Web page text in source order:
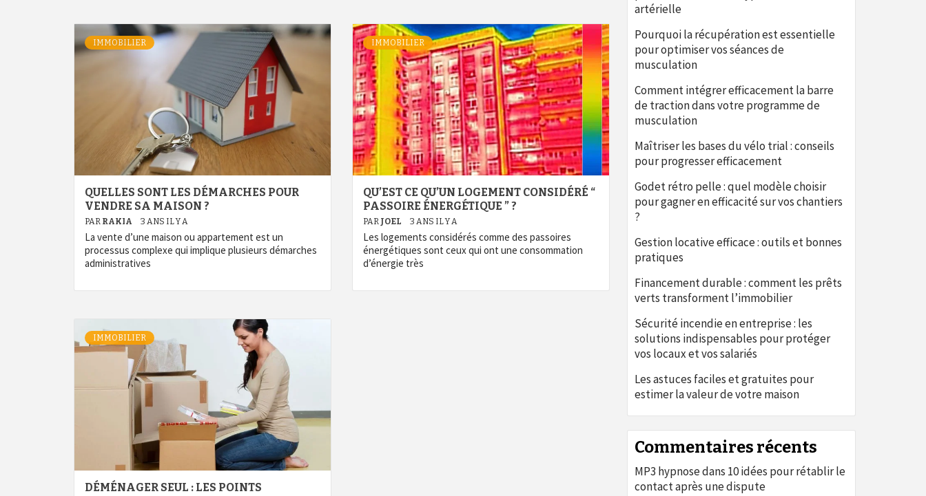
IMMOBILIER
QUELLES SONT LES DÉMARCHES POUR
VENDRE SA MAISON ?
PAR RAKIA 3 ANS IL Y A
La vente d’une maison ou appartement est un
processus complexe qui implique plusieurs démarches
administratives
IMMOBILIER
QU’EST CE QU’UN LOGEMENT CONSIDÉRÉ “
PASSOIRE ÉNERGÉTIQUE ” ?
PAR JOEL 3 ANS IL Y A
Les logements considérés comme des passoires
énergétiques sont ceux qui ont une consommation
d’énergie très
IMMOBILIER
DÉMÉNAGER SEUL : LES POINTS
artérielle
Pourquoi la récupération est essentielle
pour optimiser vos séances de
musculation
Comment intégrer efficacement la barre
de traction dans votre programme de
musculation
Maîtriser les bases du vélo trial : conseils
pour progresser efficacement
Godet rétro pelle : quel modèle choisir
pour gagner en efficacité sur vos chantiers
?
Gestion locative efficace : outils et bonnes
pratiques
Financement durable : comment les prêts
verts transforment l’immobilier
Sécurité incendie en entreprise : les
solutions indispensables pour protéger
vos locaux et vos salariés
Les astuces faciles et gratuites pour
estimer la valeur de votre maison
Commentaires récents
MP3 hypnosedans 10 idées pour rétablir le
contact après une dispute